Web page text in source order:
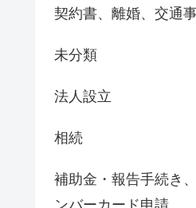
契約書、離婚、交通
未分類
法人設立
相続
補助金・報告手続き